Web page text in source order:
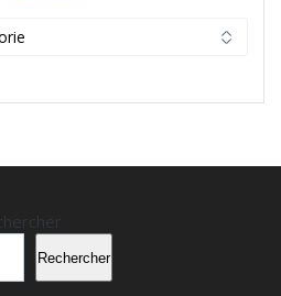
Rechercher